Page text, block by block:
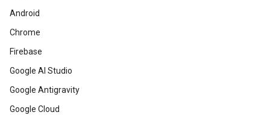
Android
Chrome
Firebase
Google AI Studio
Google Antigravity
Google Cloud